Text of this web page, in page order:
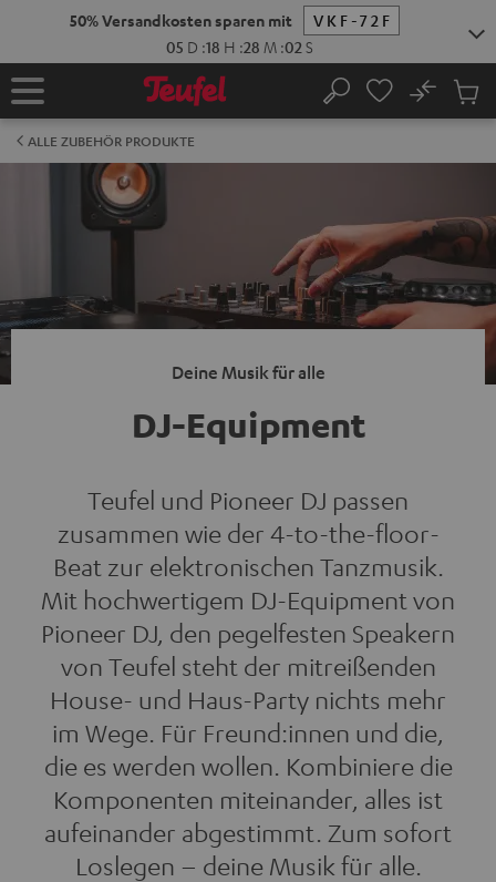
Startseite Suche
No
ALLE ZUBEHÖR PRODUKTE
Deine Musik für alle
DJ-Equipment
Teufel und Pioneer DJ passen
zusammen wie der 4-to-the-floor-
Beat zur elektronischen Tanzmusik.
Mit hochwertigem DJ-Equipment von
Pioneer DJ, den pegelfesten Speakern
von Teufel steht der mitreißenden
House- und Haus-Party nichts mehr
im Wege. Für Freund:innen und die,
die es werden wollen. Kombiniere die
Komponenten miteinander, alles ist
aufeinander abgestimmt. Zum sofort
Loslegen – deine Musik für alle.